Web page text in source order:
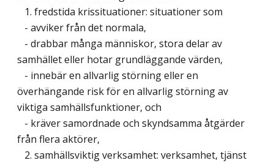
1. fredstida krissituationer: situationer som
- avviker från det normala,
- drabbar många människor, stora delar av
samhället eller hotar grundläggande värden,
- innebär en allvarlig störning eller en
överhängande risk för en allvarlig störning av
viktiga samhällsfunktioner, och
- kräver samordnade och skyndsamma åtgärder
från flera aktörer,
2. samhällsviktig verksamhet: verksamhet, tjänst